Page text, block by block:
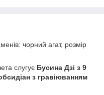
чорний агат, розмір
слугує Бусина Дзі з 9
з гравіюванням